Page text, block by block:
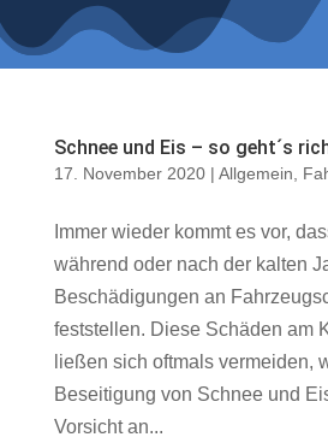
Schnee und Eis – so geht´s
17. November 2020| Allgemein
Immer wieder kommt es vor,
während oder nach der kalten
Beschädigungen an
feststellen. Diese Schäden am
ließen sich oftmals vermeiden,
Beseitigung von Schnee und
Vorsicht an...